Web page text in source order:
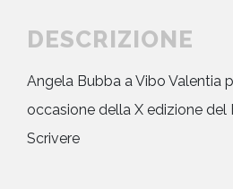
DESCRIZIONE
Angela Bubba a Vibo Valentia
occasione della X edizione del
Scrivere